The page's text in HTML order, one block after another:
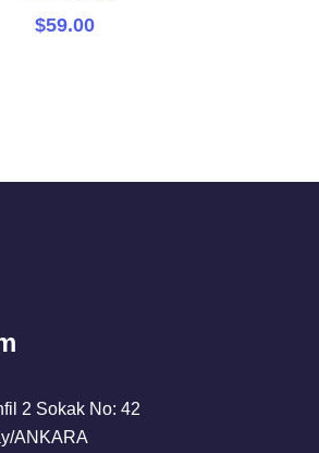
$59.00
2 Sokak No: 42
ANKARA